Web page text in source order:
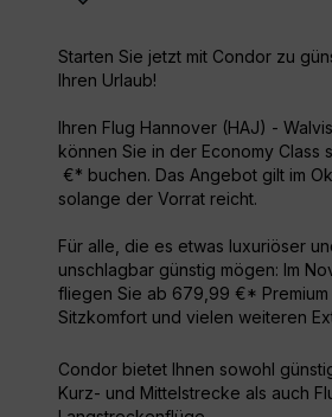
Starten Sie jetzt mit Condor zu
Ihren Urlaub!
Ihren Flug Hannover (HAJ) -
können Sie in der Economy Class
€* buchen. Das Angebot gilt im
solange der Vorrat reicht.
Für alle, die es etwas luxuriöser
unschlagbar günstig mögen: Im
fliegen Sie ab 679,99 €* Premium
Sitzkomfort und vielen weiteren
Condor bietet Ihnen sowohl
Kurz- und Mittelstrecke als auch